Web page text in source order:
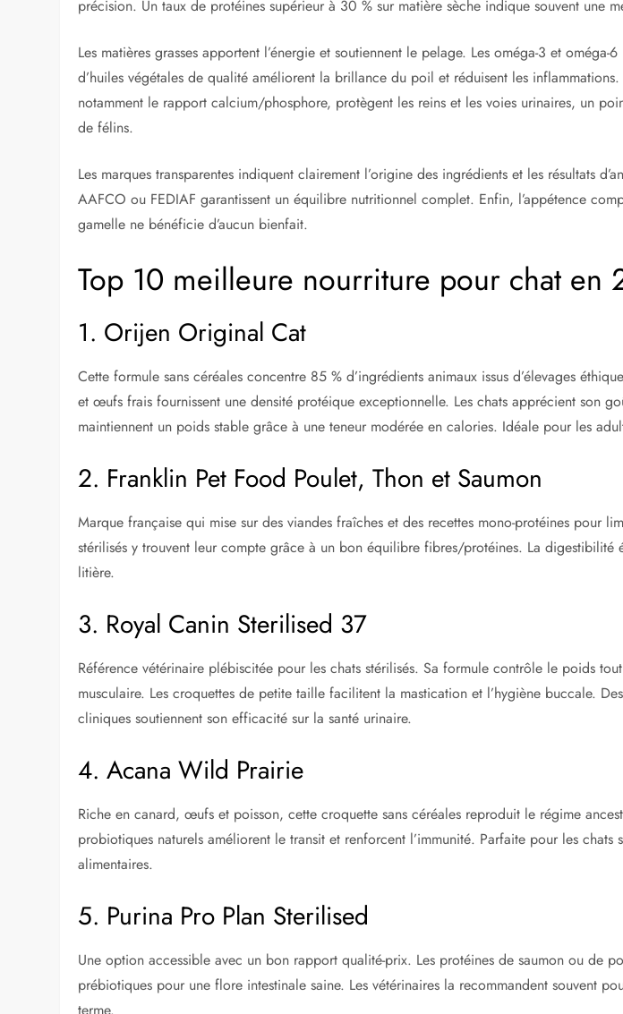
précision. Un taux de protéines supérieur à 30 % sur matière sèche indique souvent une
Les matières grasses apportent l’énergie et soutiennent le pelage. Les oméga-3 et oméga-
d’huiles végétales de qualité améliorent la brillance du poil et réduisent les
notamment le rapport calcium/phosphore, protègent les reins et les voies urinaires, un
de félins.
Les marques transparentes indiquent clairement l’origine des ingrédients et les résultats
AAFCO ou FEDIAF garantissent un équilibre nutritionnel complet. Enfin, l’appétence
gamelle ne bénéficie d’aucun bienfait.
Top 10 meilleure nourriture pour chat en
1. Orijen Original Cat
Cette formule sans céréales concentre 85 % d’ingrédients animaux issus d’élevages
et œufs frais fournissent une densité protéique exceptionnelle. Les chats apprécient son
maintiennent un poids stable grâce à une teneur modérée en calories. Idéale pour les
2. Franklin Pet Food Poulet, Thon et Saumon
Marque française qui mise sur des viandes fraîches et des recettes mono-protéines pour
stérilisés y trouvent leur compte grâce à un bon équilibre fibres/protéines. La digestibilité
litière.
3. Royal Canin Sterilised 37
Référence vétérinaire plébiscitée pour les chats stérilisés. Sa formule contrôle le poids
musculaire. Les croquettes de petite taille facilitent la mastication et l’hygiène buccale.
cliniques soutiennent son efficacité sur la santé urinaire.
4. Acana Wild Prairie
Riche en canard, œufs et poisson, cette croquette sans céréales reproduit le régime
probiotiques naturels améliorent le transit et renforcent l’immunité. Parfaite pour les chats
alimentaires.
5. Purina Pro Plan Sterilised
Une option accessible avec un bon rapport qualité-prix. Les protéines de saumon ou de
prébiotiques pour une flore intestinale saine. Les vétérinaires la recommandent souvent